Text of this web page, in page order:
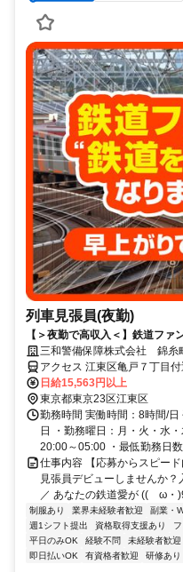
列車見張員(夜勤)
【＞夜勤で高収入＜】鉄道フ
♪
三和警備保障株式会社 錦糸
アクセス 江東区亀戸７丁目
談可 ■電話面接■来社不要■即
日給15,563円以上
東京都東京23区江東区
勤務時間 実働時間：8時間/
日 ・勤務曜日：月・火・水
20:00～05:00 ・最低勤務日
仕事内容 【応募からスピー
見張員デビューしませんか？
／ あなたの鉄道愛が ((ゝω・
制服あり 業界未経験者歓迎 副業・
週1シフト提出
資格取得支援あり
平日のみOK
経験不問 未経験者歓迎
即日払いOK
有資格者歓迎 研修あり